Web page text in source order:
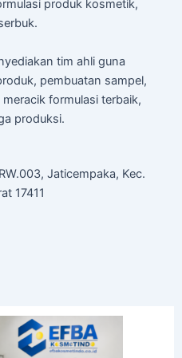
produk kosmetik,
tim ahli guna
pembuatan sampel,
formulasi terbaik,
produksi.
Jaticempaka, Kec.
17411